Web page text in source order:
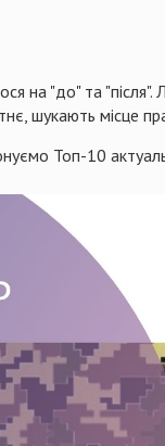
на "до" та
шукають місце
Топ-10